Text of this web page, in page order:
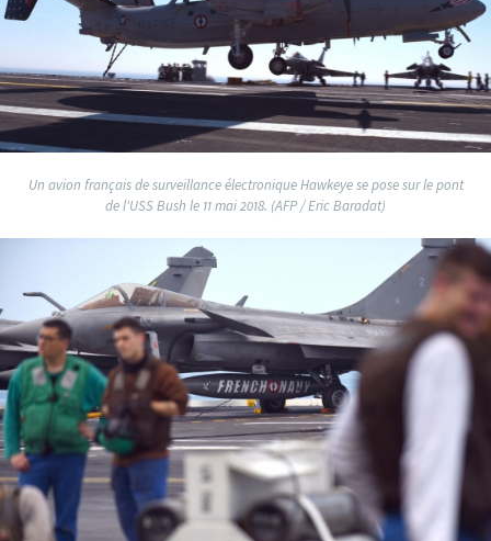
Un avion français de surveillance électronique Hawkeye se pose sur le pont
de l'USS Bush le 11 mai 2018. (AFP / Eric Baradat)